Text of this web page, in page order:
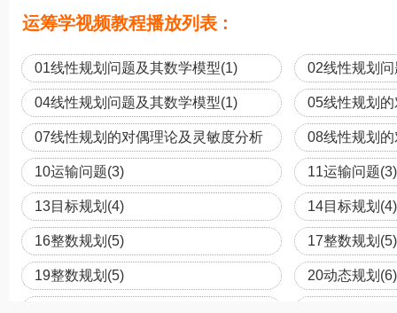
运筹学视频教程播放列表 :
01线性规划问题及其数学模型(1) 02线性规划
04线性规划问题及其数学模型(1)
05线性规划
(2)
07线性规划的对偶理论及灵敏度分析
(2)
08线性规划
(2)
10运输问题(3) 11运输问题(3)
13目标规划(4) 14目标规划(4)
16整数规划(5) 17整数规划(5)
19整数规划(5) 20动态规划(6)